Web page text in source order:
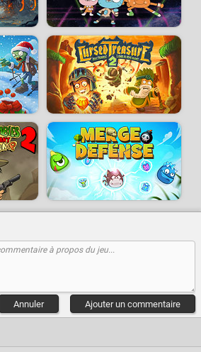
Ajouter un commentaire
Annuler